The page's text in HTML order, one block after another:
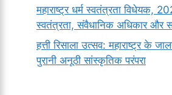
महाराष्ट्र धर्म स्वतंत्रता विधेयक,
स्वतंत्रता, संवैधानिक अधिकार और
हत्ती रिसाला उत्सव: महाराष्ट्र के
पुरानी अनूठी सांस्कृतिक परंपरा